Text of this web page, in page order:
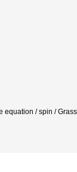
equation / spin /